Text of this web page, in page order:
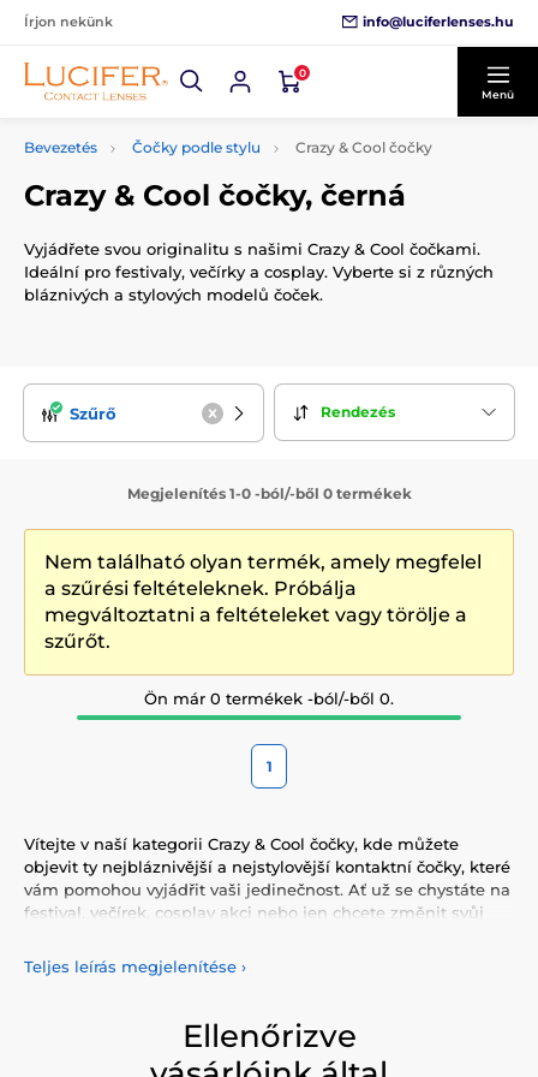
Írjon nekünk info@luciferlenses.hu
0
Menü
Bevezetés Čočky podle stylu Crazy & Cool čočky
Crazy & Cool čočky, černá
Vyjádřete svou originalitu s našimi Crazy & Cool čočkami.
Ideální pro festivaly, večírky a cosplay. Vyberte si z různých
bláznivých a stylových modelů čoček.
Szűrő Rendezés
Megjelenítés 1-0 -ból/-ből 0 termékek
Nem található olyan termék, amely megfelel
a szűrési feltételeknek. Próbálja
megváltoztatni a feltételeket vagy törölje a
szűrőt.
Ön már 0 termékek -ból/-ből 0.
1
Vítejte v naší kategorii Crazy & Cool čočky, kde můžete
objevit ty nejbláznivější a nejstylovější kontaktní čočky, které
vám pomohou vyjádřit vaši jedinečnost. Ať už se chystáte na
festival, večírek, cosplay akci nebo jen chcete změnit svůj
který dodá vašim očím nezapomenutelný nádech.
, které přitahují pozornost a dodají vašim očím
jedinečný a výrazný vzhled. Od barevně zářivých čoček po
neobvyklé vzory a motivy, naše čočky vám umožní vyjádřit
Teljes leírás megjelenítése ›
Ellenőrizve